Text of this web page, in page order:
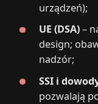
urządzeń);
UE (DSA)–
design;
nadzór;
SSI i
pozwalają